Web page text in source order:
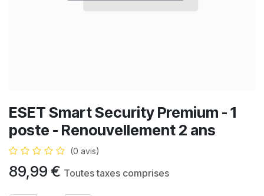
ESET Smart Security Premium - 1
poste - Renouvellement 2 ans
(0 avis)
89,99 € Toutes taxes comprises